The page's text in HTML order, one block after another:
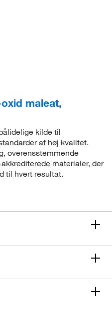
maleat,
kilde til
af høj kvalitet.
overensstemmende
materialer, der
til hvert resultat.